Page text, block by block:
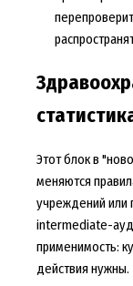
Этот блок в
меняются
учреждений или
intermediate-
применимость:
действия нужны.